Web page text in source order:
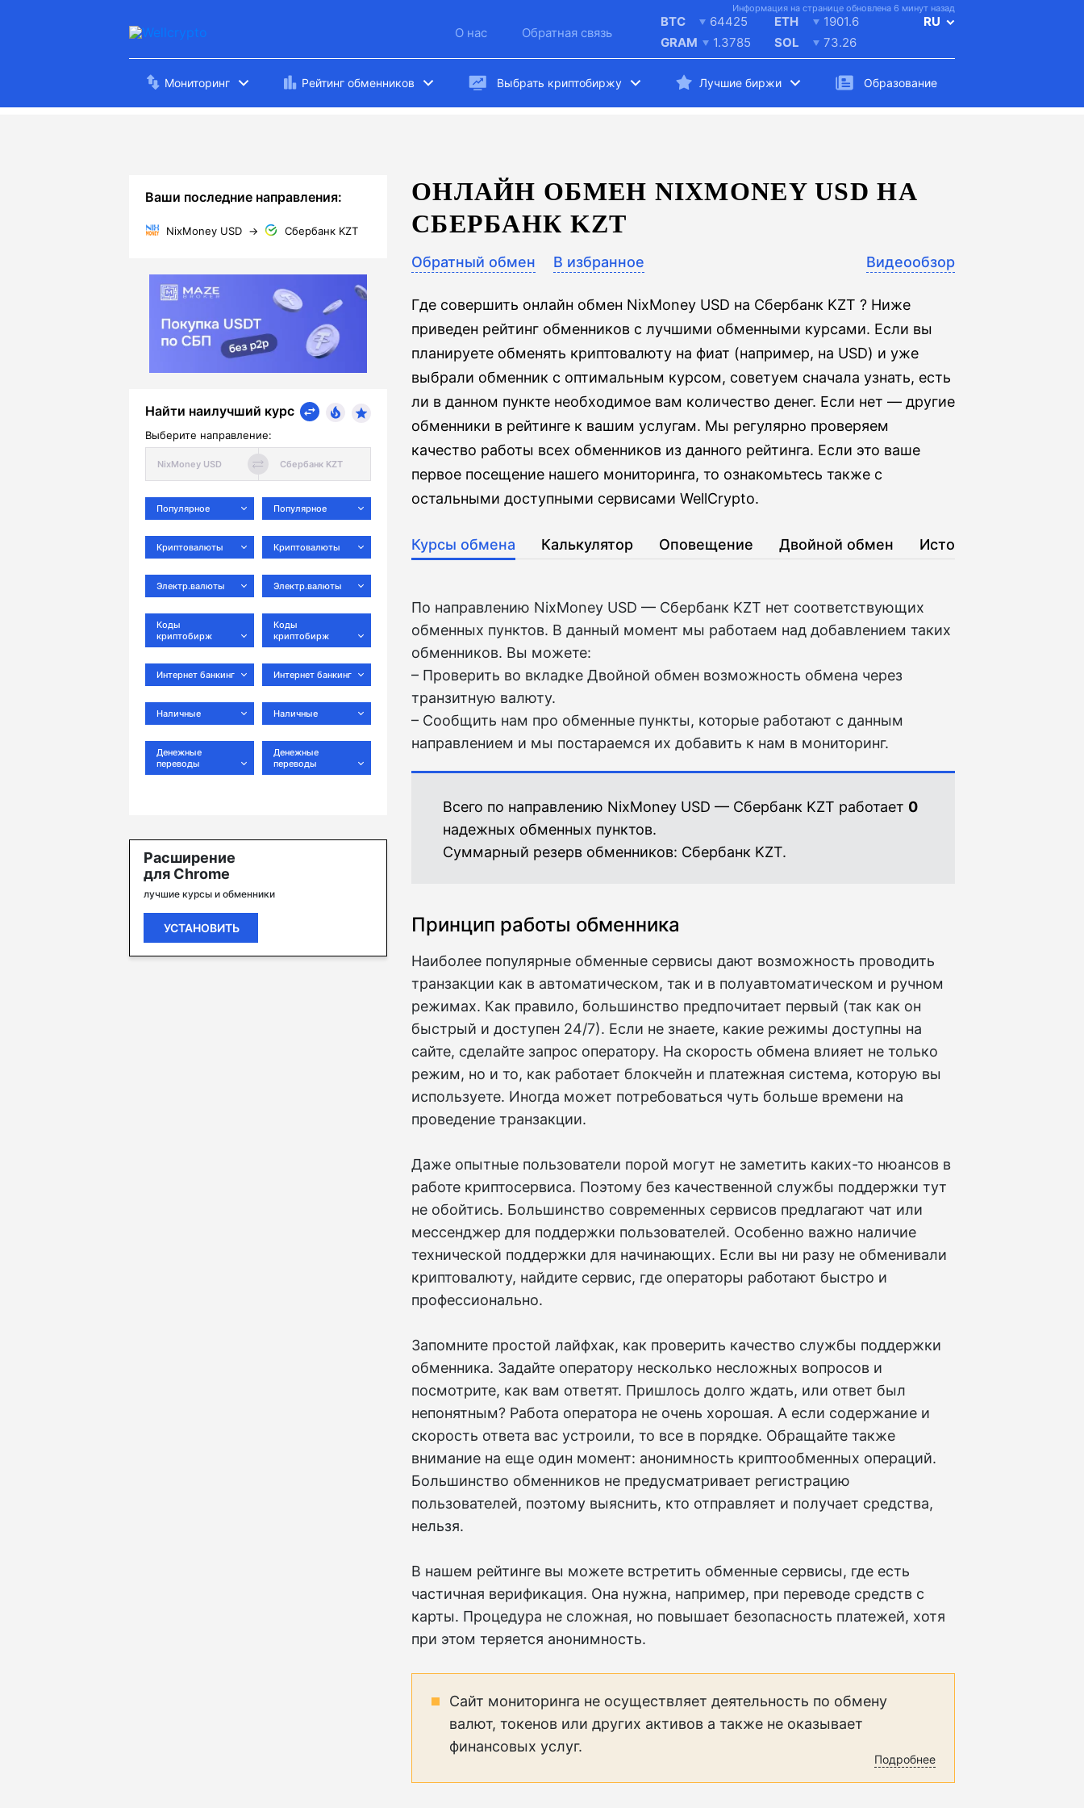
Информация на странице обновлена 6 минут назад
О нас Обратная связь
BTC
64425
GRAM
1.3785
ETH
1901.6
SOL
73.26
RU
Мониторинг Рейтинг обменников Выбрать криптобиржу Лучшие биржи Образование
Ваши последние направления:
NixMoney USD → Сбербанк KZT
Найти наилучший курс
Выберите направление:
Популярное
Криптовалюты
Электр.валюты
Коды
криптобирж
Интернет банкинг
Наличные
Денежные
переводы
Популярное
Криптовалюты
Электр.валюты
Коды
криптобирж
Интернет банкинг
Наличные
Денежные
переводы
Расширение
для Chrome
лучшие курсы и обменники
УСТАНОВИТЬ
ОНЛАЙН ОБМЕН NIXMONEY USD НА
СБЕРБАНК KZT
Обратный обмен В избранное Видеообзор
Где совершить онлайн обмен NixMoney USD на Сбербанк KZT ? Ниже
приведен рейтинг обменников с лучшими обменными курсами. Если вы
планируете обменять криптовалюту на фиат (например, на USD) и уже
выбрали обменник с оптимальным курсом, советуем сначала узнать, есть
ли в данном пункте необходимое вам количество денег. Если нет — другие
обменники в рейтинге к вашим услугам. Мы регулярно проверяем
качество работы всех обменников из данного рейтинга. Если это ваше
первое посещение нашего мониторинга, то ознакомьтесь также с
остальными доступными сервисами WellCrypto.
Курсы обмена Калькулятор Оповещение Двойной обмен История
По направлению NixMoney USD — Сбербанк KZT нет соответствующих
обменных пунктов. В данный момент мы работаем над добавлением таких
обменников. Вы можете:
– Проверить во вкладкe Двойной обмен возможность обмена через
транзитную валюту.
– Сообщить нам про обменные пункты, которые работают с данным
направлением и мы постараемся их добавить к нам в мониторинг.
Всего по направлению NixMoney USD — Сбербанк KZT работает 0
надежных обменных пунктов.
Суммарный резерв обменников: Сбербанк KZT.
Принцип работы обменника
Наиболее популярные обменные сервисы дают возможность проводить
транзакции как в автоматическом, так и в полуавтоматическом и ручном
режимах. Как правило, большинство предпочитает первый (так как он
быстрый и доступен 24/7). Если не знаете, какие режимы доступны на
сайте, сделайте запрос оператору. На скорость обмена влияет не только
режим, но и то, как работает блокчейн и платежная система, которую вы
используете. Иногда может потребоваться чуть больше времени на
проведение транзакции.
Даже опытные пользователи порой могут не заметить каких-то нюансов в
работе криптосервиса. Поэтому без качественной службы поддержки тут
не обойтись. Большинство современных сервисов предлагают чат или
мессенджер для поддержки пользователей. Особенно важно наличие
технической поддержки для начинающих. Если вы ни разу не обменивали
криптовалюту, найдите сервис, где операторы работают быстро и
профессионально.
Запомните простой лайфхак, как проверить качество службы поддержки
обменника. Задайте оператору несколько несложных вопросов и
посмотрите, как вам ответят. Пришлось долго ждать, или ответ был
непонятным? Работа оператора не очень хорошая. А если содержание и
скорость ответа вас устроили, то все в порядке. Обращайте также
внимание на еще один момент: анонимность криптообменных операций.
Большинство обменников не предусматривает регистрацию
пользователей, поэтому выяснить, кто отправляет и получает средства,
нельзя.
В нашем рейтинге вы можете встретить обменные сервисы, где есть
частичная верификация. Она нужна, например, при переводе средств с
карты. Процедура не сложная, но повышает безопасность платежей, хотя
при этом теряется анонимность.
Сайт мониторинга не осуществляет деятельность по обмену
валют, токенов или других активов а также не оказывает
финансовых услуг.
Подробнее